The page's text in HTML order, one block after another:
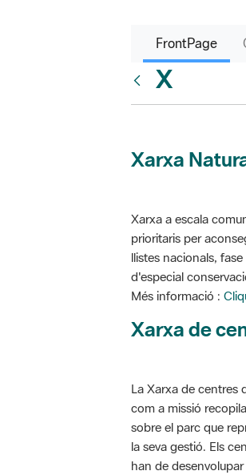
FrontPage
X
Xarxa
Xarxa a escala
prioritaris per
llistes nacionals,
d'especial
Més informació :
Xarxa de
La Xarxa de centres
com a missió
sobre el parc que
la seva gestió. Els
han de